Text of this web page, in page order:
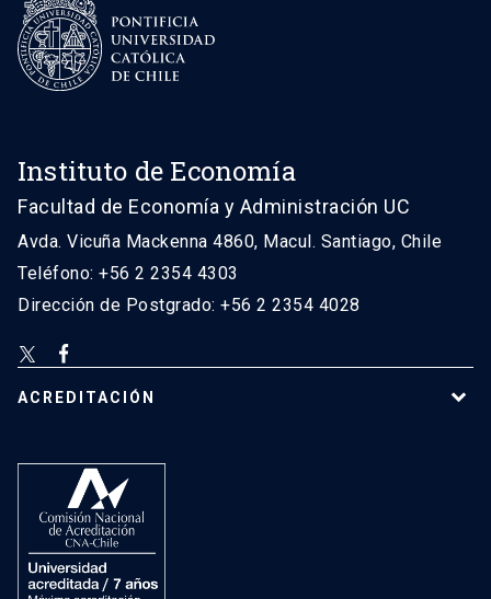
Instituto de Economía
Facultad de Economía y Administración UC
Avda. Vicuña Mackenna 4860, Macul. Santiago, Chile
Teléfono: +56 2 2354 4303
Dirección de Postgrado: +56 2 2354 4028
ACREDITACIÓN